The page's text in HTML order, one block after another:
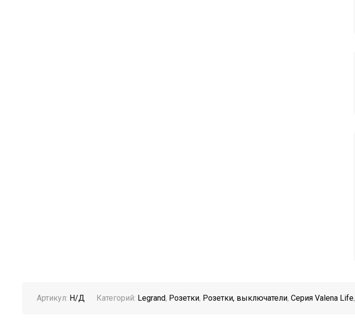
Артикул: Н/Д Категорий: Legrand, Розетки, Розетки, выключатели, Серия Valena Life,